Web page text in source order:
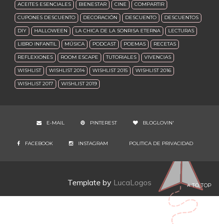
ACEITES ESENCIALES BIENESTAR CINE COMPARTIR
CUPONES DESCUENTO DECORACIÓN DESCUENTO DESCUENTOS
DIY HALLOWEEN LA CHICA DE LA SONRISA ETERNA LECTURAS
LIBRO INFANTIL MÚSICA PODCAST POEMAS RECETAS
REFLEXIONES ROOM ESCAPE TUTORIALES VIVENCIAS
WISHLIST WISHLIST 2014 WISHLIST 2015 WISHLIST 2016
WISHLIST 2017 WISHLIST 2019
E-MAIL PINTEREST BLOGLOVIN'
FACEBOOK INSTAGRAM POLITICA DE PRIVACIDAD
Template by LucaLogos TO TOP